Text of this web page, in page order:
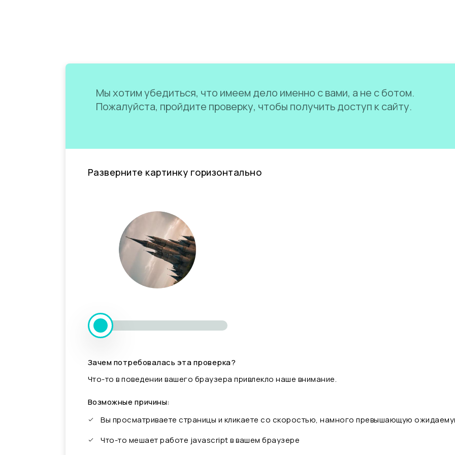
Мы хотим убедиться, что имеем дело именно с вами, а не с ботом.
Пожалуйста, пройдите проверку, чтобы получить доступ к сайту.
Разверните картинку горизонтально
Зачем потребовалась эта проверка?
Что-то в поведении вашего браузера привлекло наше внимание.
Возможные причины:
Вы просматриваете страницы и кликаете со скоростью, намного превышающую
Что-то мешает работе javascript в вашем браузере